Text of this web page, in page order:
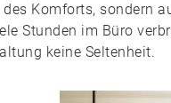
Komforts, sondern
Stunden im Büro
keine Seltenheit.